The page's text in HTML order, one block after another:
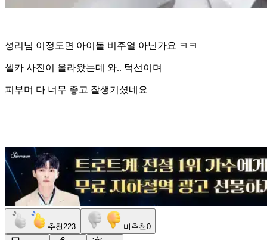
성리님 이정도면 아이돌 비주얼 아닌가요 ㅋㅋ
셀카 사진이 올라왔는데 와.. 턱선이며
피부며 다 너무 좋고 잘생기셨네요
추천223 비추천0